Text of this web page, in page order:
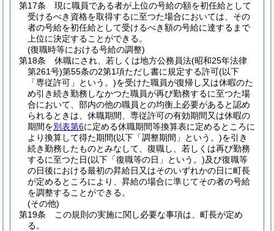
第17条
現に職員である者が上位の号給の額を初任給として
受けるべき資格を取得するに至つた場合においては、その
者の号給を初任給として受けるべき額の号給に達するまで
上位に決定することができる。
(復職時等における号給の調整)
第18条
休職にされ、若しくは地方公務員法(昭和25年法律
第261号)第55条の2第1項ただし書に規定する許可(以下
「専従許可」という。)を受けた職員が復帰し又は休暇のた
め引き続き勤務しなかつた職員が再び勤務するに至つた場
合において、部内の他の職員との均衡上必要があると認め
られるときは、休職期間、専従許可の有効期間又は休暇の
期間を別表第6に定める休職期間等換算表に定めるところに
より換算して得た期間(以下「調整期間」という。)を引き
続き勤務したものとみなして、復職し、若しくは再び勤務
するに至つた日(以下「復職等の日」という。)及び復職等
の日後における最初の昇給日又はそのいずれかの日に町長
が定めるところにより、昇給の場合に準じてその者の号給
を調整することができる。
(その他)
第19条
この規則の実施に関し必要な事項は、町長が定め
る。